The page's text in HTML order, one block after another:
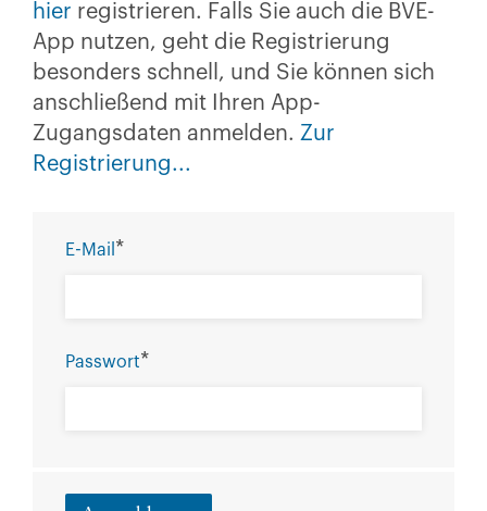
hier registrieren. Falls Sie auch die BVE-
App nutzen, geht die Registrierung
besonders schnell, und Sie können sich
anschließend mit Ihren App-
Zugangsdaten anmelden. Zur
Registrierung...
E-Mail *
Passwort*